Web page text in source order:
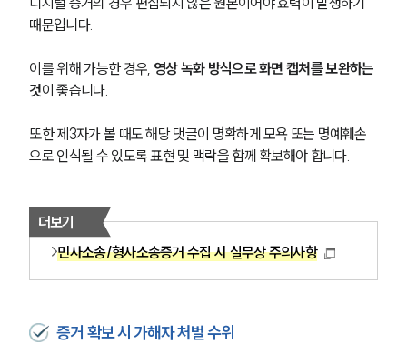
때문입니다.
이를 위해 가능한 경우, 영상 녹화 방식으로 화면 캡처를 보완하는
것이 좋습니다.
또한 제3자가 볼 때도 해당 댓글이 명확하게 모욕 또는 명예훼손
으로 인식될 수 있도록 표현 및 맥락을 함께 확보해야 합니다.
더보기
민사소송/형사소송증거 수집 시 실무상 주의사항
증거 확보 시 가해자 처벌 수위